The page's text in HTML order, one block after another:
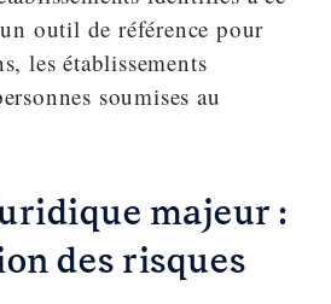
outil de référence pour
les établissements
soumises au
majeur :
des risques